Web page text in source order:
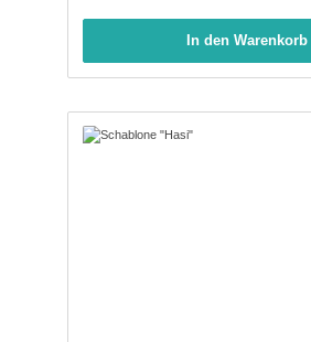
In den Warenkorb